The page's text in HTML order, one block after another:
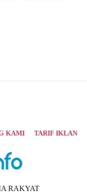
KAMI TARIF IKLAN
RAKYAT